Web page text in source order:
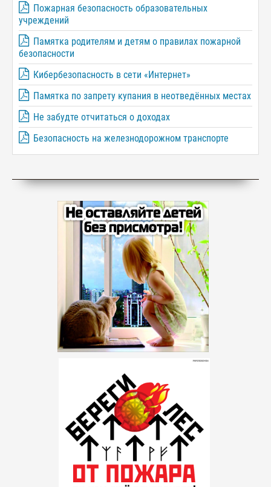
Пожарная безопасность образовательных
учреждений
Памятка родителям и детям о правилах пожарной
безопасности
Кибербезопасность в сети «Интернет»
Памятка по запрету купания в неотведённых местах
Не забудте отчитаться о доходах
Безопасность на железнодорожном транспорте